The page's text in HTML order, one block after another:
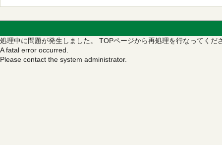
処理中に問題が発生しました。 TOPページから再処理を行なってくだ
A fatal error occurred.
Please contact the system administrator.